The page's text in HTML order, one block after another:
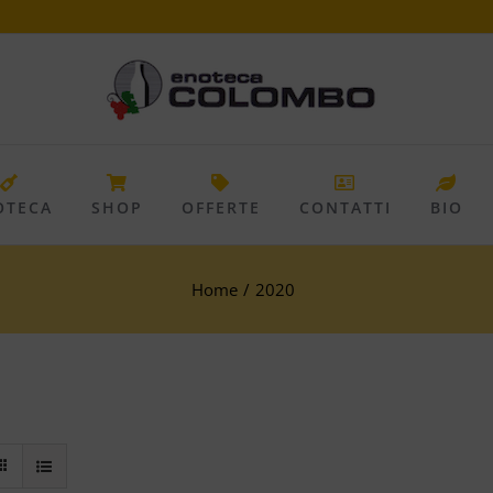
SHOP OFFERTE CONTATTI BIO
Home / 2020